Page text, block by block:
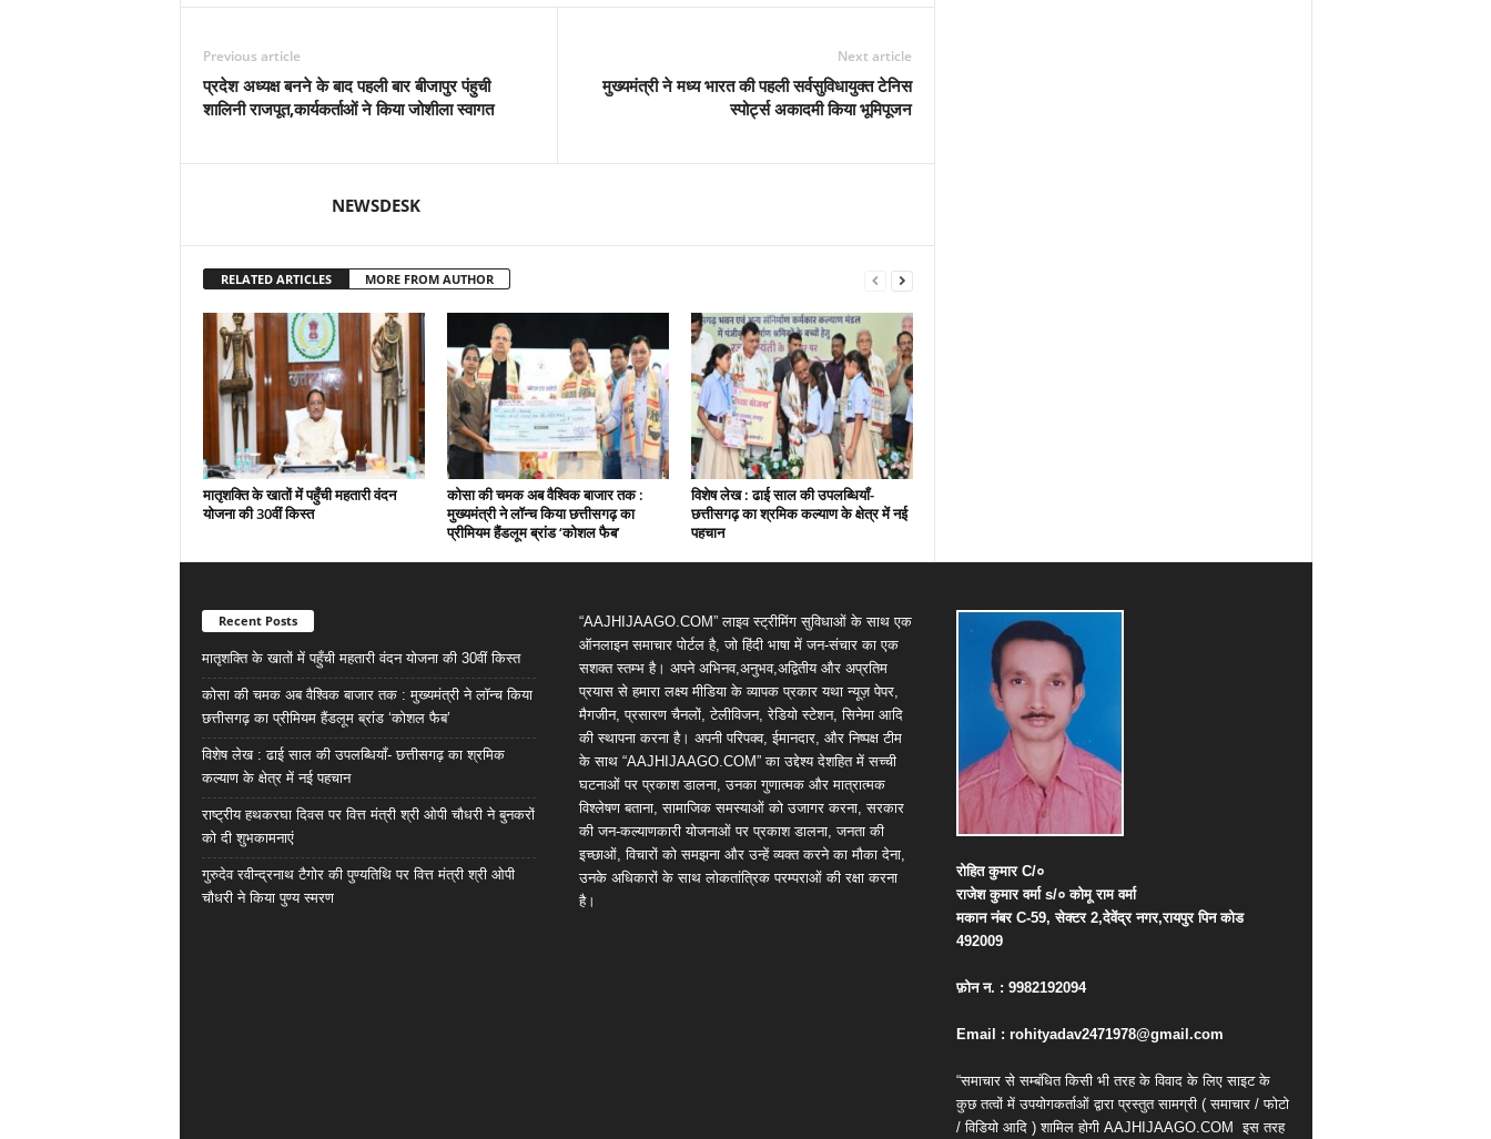
Previous article
प्रदेश अध्यक्ष बनने के बाद पहली बार बीजापुर पंहुची
शालिनी राजपूत,कार्यकर्ताओं ने किया जोशीला स्वागत
Next article
मुख्यमंत्री ने मध्य भारत की पहली सर्वसुविधायुक्त टेनिस
स्पोर्ट्स अकादमी किया भूमिपूजन
NEWSDESK
RELATED ARTICLES MORE FROM AUTHOR
मातृशक्ति के खातों में पहुँची महतारी वंदन
योजना की 30वीं किस्त
कोसा की चमक अब वैश्विक बाजार तक :
मुख्यमंत्री ने लॉन्च किया छत्तीसगढ़ का
प्रीमियम हैंडलूम ब्रांड ‘कोशल फैब’
विशेष लेख : ढाई साल की उपलब्धियाँ-
छत्तीसगढ़ का श्रमिक कल्याण के क्षेत्र में नई
पहचान
Recent Posts
मातृशक्ति के खातों में पहुँची महतारी वंदन योजना की 30वीं किस्त
कोसा की चमक अब वैश्विक बाजार तक : मुख्यमंत्री ने लॉन्च किया
छत्तीसगढ़ का प्रीमियम हैंडलूम ब्रांड ‘कोशल फैब’
विशेष लेख : ढाई साल की उपलब्धियाँ- छत्तीसगढ़ का श्रमिक
कल्याण के क्षेत्र में नई पहचान
राष्ट्रीय हथकरघा दिवस पर वित्त मंत्री श्री ओपी चौधरी ने बुनकरों
को दी शुभकामनाएं
गुरुदेव रवीन्द्रनाथ टैगोर की पुण्यतिथि पर वित्त मंत्री श्री ओपी
चौधरी ने किया पुण्य स्मरण
“AAJHIJAAGO.COM” लाइव स्ट्रीमिंग सुविधाओं के साथ एक
ऑनलाइन समाचार पोर्टल है, जो हिंदी भाषा में जन-संचार का एक
सशक्त स्तम्भ है। अपने अभिनव,अनुभव,अद्वितीय और अप्रतिम
प्रयास से हमारा लक्ष्य मीडिया के व्यापक प्रकार यथा न्यूज़ पेपर,
मैगजीन, प्रसारण चैनलों, टेलीविजन, रेडियो स्टेशन, सिनेमा आदि
की स्थापना करना है। अपनी परिपक्व, ईमानदार, और निष्पक्ष टीम
के साथ “AAJHIJAAGO.COM” का उद्देश्य देशहित में सच्ची
घटनाओं पर प्रकाश डालना, उनका गुणात्मक और मात्रात्मक
विश्लेषण बताना, सामाजिक समस्याओं को उजागर करना, सरकार
की जन-कल्याणकारी योजनाओं पर प्रकाश डालना, जनता की
इच्छाओं, विचारों को समझना और उन्हें व्यक्त करने का मौका देना,
उनके अधिकारों के साथ लोकतांत्रिक परम्पराओं की रक्षा करना
है।
रोहित कुमारC/०
राजेश कुमार वर्माs/० कोमू राम वर्मा
मकान नंबरC-59,सेक्टर2,देवेंद्र नगर,रायपुर पिन कोड
492009
फ़ोन न. : 9982192094
Email : rohityadav2471978@gmail.com
“समाचार से सम्बंधित किसी भी तरह के विवाद के लिए साइट के
कुछ तत्वों में उपयोगकर्ताओं द्वारा प्रस्तुत सामग्री ( समाचार / फोटो
/ विडियो आदि ) शामिल होगी AAJHIJAAGO.COM इस तरह